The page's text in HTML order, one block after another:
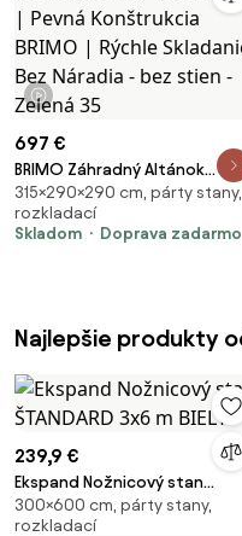
1 video
697 €
BRIMO Záhradný Altánok
Skladací 3x3 m | Prémiová
UV/PVC Ochrana | Pevná
Konštrukcia BRIMO | Rýchle
315×290×290 cm, párty stany,
rozkladací
Skladom
Doprava zadarmo
Najlepšie produkty
239,9 €
Ekspand Nožnicový stan
ŠTANDARD 3x6 m BIELY
300×600 cm, párty stany,
rozkladací